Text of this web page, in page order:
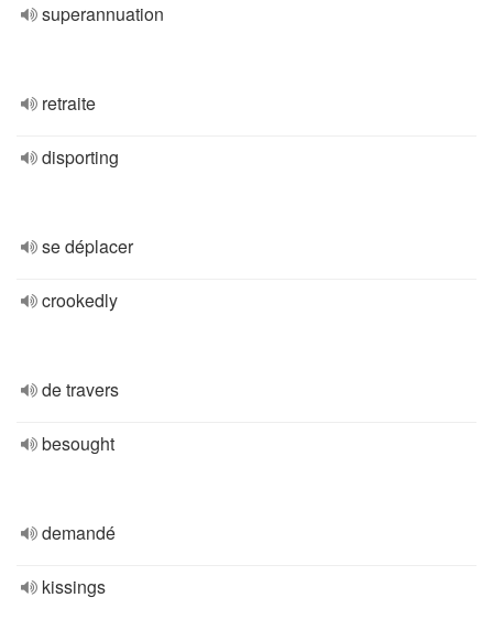
superannuation
retraite
disporting
se déplacer
crookedly
de travers
besought
demandé
kissings